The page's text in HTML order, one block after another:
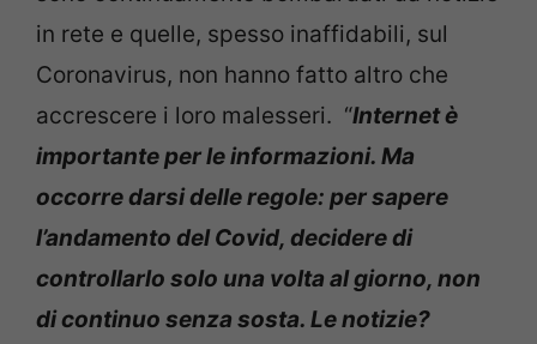
in rete e quelle, spesso inaffidabili, sul
Coronavirus, non hanno fatto altro che
accrescere i loro malesseri. “Internet è
importante per le informazioni. Ma
occorre darsi delle regole: per sapere
l’andamento del Covid, decidere di
controllarlo solo una volta al giorno, non
di continuo senza sosta. Le notizie?